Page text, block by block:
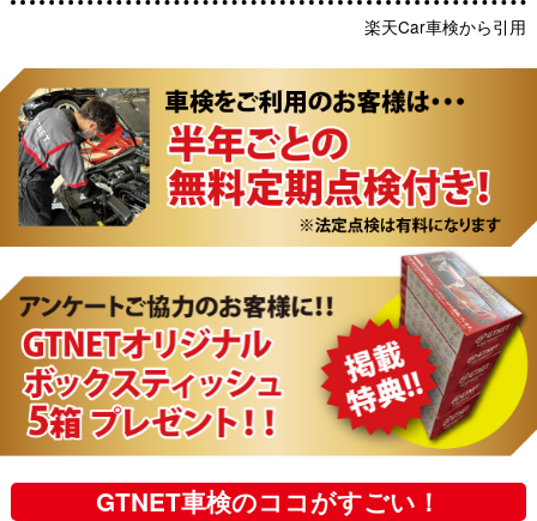
楽天Car車検から引用
GTNET車検のココがすごい！